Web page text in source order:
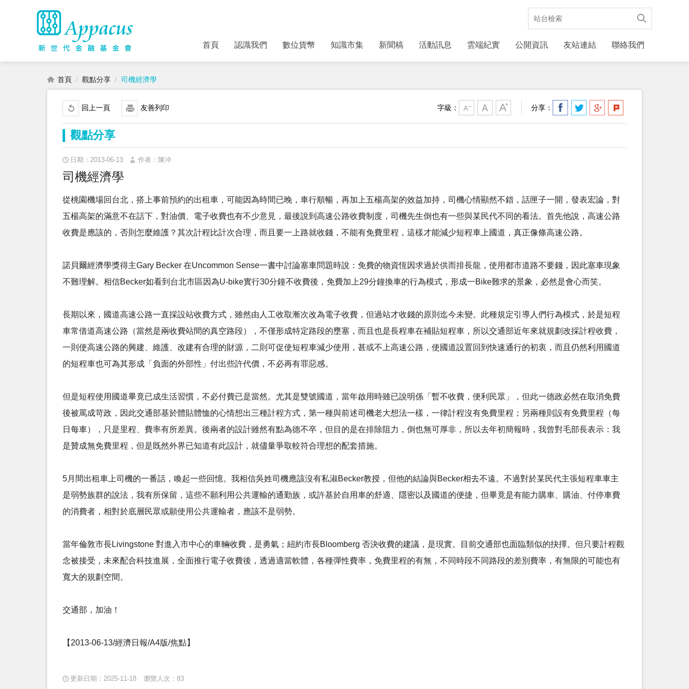
首頁 認識我們 數位貨幣 知識市集 新聞稿 活動訊息 雲端紀實 公開資訊 友站連結 聯絡我們
首頁 觀點分享 司機經濟學
回上一頁 友善列印 字級： 分享：
觀點分享
日期：2013-06-13 作者：陳冲
司機經濟學
從桃園機場回台北，搭上事前預約的出租車，可能因為時間已晚，車行順暢，再加上五楊高架的效益加持，司機心情顯然不錯，話匣子一開，發表宏論，對
五楊高架的滿意不在話下，對油價、電子收費也有不少意見，最後說到高速公路收費制度，司機先生倒也有一些與某民代不同的看法。首先他說，高速公路
收費是應該的，否則怎麼維護？其次計程比計次合理，而且要一上路就收錢，不能有免費里程，這樣才能減少短程車上國道，真正像條高速公路。
諾貝爾經濟學獎得主Gary Becker 在Uncommon Sense一書中討論塞車問題時說：免費的物資恆因求過於供而排長龍，使用都市道路不要錢，因此塞車現象
不難理解。相信Becker如看到台北市區因為U-bike實行30分鐘不收費後，免費加上29分鐘換車的行為模式，形成一Bike難求的景象，必然是會心而笑。
長期以來，國道高速公路一直採設站收費方式，雖然由人工收取漸次改為電子收費，但過站才收錢的原則迄今未變。此種規定引導人們行為模式，於是短程
車常借道高速公路（當然是兩收費站間的真空路段），不僅形成特定路段的壅塞，而且也是長程車在補貼短程車，所以交通部近年來就規劃改採計程收費，
一則使高速公路的興建、維護、改建有合理的財源，二則可促使短程車減少使用，甚或不上高速公路，使國道設置回到快速通行的初衷，而且仍然利用國道
的短程車也可為其形成「負面的外部性」付出些許代價，不必再有罪惡感。
但是短程使用國道畢竟已成生活習慣，不必付費已是當然。尤其是雙號國道，當年啟用時雖已說明係「暫不收費，便利民眾」，但此一德政必然在取消免費
後被罵成苛政，因此交通部基於體貼體恤的心情想出三種計程方式，第一種與前述司機老大想法一樣，一律計程沒有免費里程；另兩種則設有免費里程（每
日每車），只是里程、費率有所差異。後兩者的設計雖然有點為德不卒，但目的是在排除阻力，倒也無可厚非，所以去年初簡報時，我曾對毛部長表示：我
是贊成無免費里程，但是既然外界已知道有此設計，就儘量爭取較符合理想的配套措施。
5月間出租車上司機的一番話，喚起一些回憶。我相信吳姓司機應該沒有私淑Becker教授，但他的結論與Becker相去不遠。不過對於某民代主張短程車車主
是弱勢族群的說法，我有所保留，這些不願利用公共運輸的通勤族，或許基於自用車的舒適、隱密以及國道的便捷，但畢竟是有能力購車、購油、付停車費
的消費者，相對於底層民眾或願使用公共運輸者，應該不是弱勢。
當年倫敦市長Livingstone 對進入市中心的車輛收費，是勇氣；紐約市長Bloomberg 否決收費的建議，是現實。目前交通部也面臨類似的抉擇。但只要計程觀
念被接受，未來配合科技進展，全面推行電子收費後，透過適當軟體，各種彈性費率，免費里程的有無，不同時段不同路段的差別費率，有無限的可能也有
寬大的規劃空間。
交通部，加油！
【2013-06-13/經濟日報/A4版/焦點】
更新日期：2025-11-18 瀏覽人次：83